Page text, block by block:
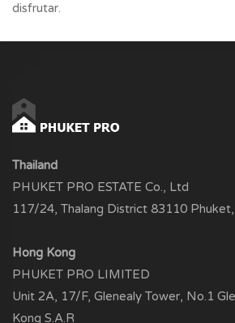
disfrutar.
Thailand
PHUKET PRO ESTATE Co., Ltd
117/24, Thalang District 83110 Phuket,
Hong Kong
PHUKET PRO LIMITED
Unit 2A, 17/F, Glenealy Tower, No.1
Kong S.A.R